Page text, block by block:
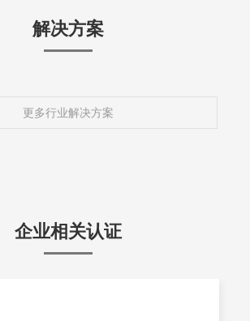
解决方案
更多行业解决方案
企业相关认证